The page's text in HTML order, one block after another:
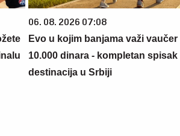
06. 08. 2026 07:08
Evo u kojim banjama važi vaučer
10.000 dinara - kompletan spisak
destinacija u Srbiji